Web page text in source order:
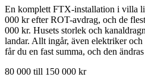
En komplett FTX-installation i villa
000 kr efter ROT-avdrag, och de
000 kr. Husets storlek och
landar. Allt ingår, även elektriker
får du en fast summa, och den
80 000 till 150 000 kr